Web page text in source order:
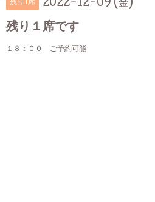
残り1席 2022-12-09 (金)
残り１席です
１８：００ ご予約可能